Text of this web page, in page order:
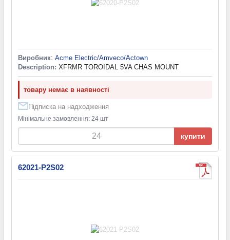
Виробник: Acme Electric/Amveco/Actown
Description: XFRMR TOROIDAL 5VA CHAS MOUNT
товару немає в наявності
Підписка на надходження
Мінімальне замовлення: 24 шт
купити
62021-P2S02